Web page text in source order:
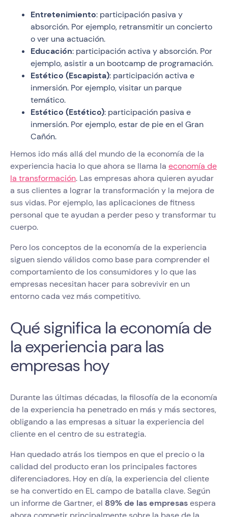
Entretenimiento: participación pasiva y
absorción. Por ejemplo, retransmitir un concierto
o ver una actuación.
Educación: participación activa y absorción. Por
ejemplo, asistir a un bootcamp de programación.
Estético (Escapista): participación activa e
inmersión. Por ejemplo, visitar un parque
temático.
Estético (Estético): participación pasiva e
inmersión. Por ejemplo, estar de pie en el Gran
Cañón.
Hemos ido más allá del mundo de la economía de la
experiencia hacia lo que ahora se llama la economía de
la transformación. Las empresas ahora quieren ayudar
a sus clientes a lograr la transformación y la mejora de
sus vidas. Por ejemplo, las aplicaciones de fitness
personal que te ayudan a perder peso y transformar tu
cuerpo.
Pero los conceptos de la economía de la experiencia
siguen siendo válidos como base para comprender el
comportamiento de los consumidores y lo que las
empresas necesitan hacer para sobrevivir en un
entorno cada vez más competitivo.
Qué significa la economía de
la experiencia para las
empresas hoy
Durante las últimas décadas, la filosofía de la economía
de la experiencia ha penetrado en más y más sectores,
obligando a las empresas a situar la experiencia del
cliente en el centro de su estrategia.
Han quedado atrás los tiempos en que el precio o la
calidad del producto eran los principales factores
diferenciadores. Hoy en día, la experiencia del cliente
se ha convertido en EL campo de batalla clave. Según
un informe de Gartner, el 89% de las empresasespera